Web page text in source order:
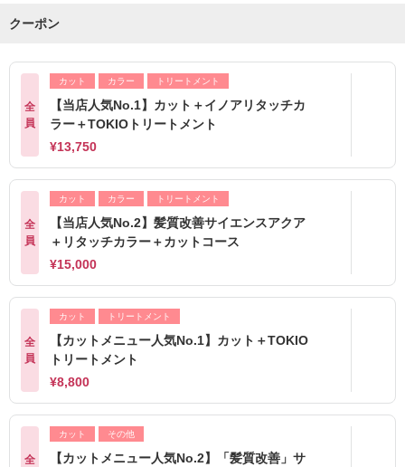
クーポン
全
員
カット カラー トリートメント
【当店人気No.1】カット＋イノアリタッチカ
ラー＋TOKIOトリートメント
¥13,750
全
員
カット カラー トリートメント
【当店人気No.2】髪質改善サイエンスアクア
＋リタッチカラー＋カットコース
¥15,000
全
員
カット トリートメント
【カットメニュー人気No.1】カット＋TOKIO
トリートメント
¥8,800
全
カット その他
【カットメニュー人気No.2】「髪質改善」サ